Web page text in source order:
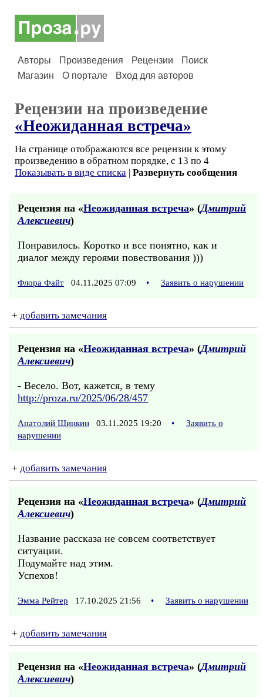
Авторы Произведения Рецензии
Поиск
Магазин
О портале Вход для авторов
Рецензии на произведение
«Неожиданная встреча»
На странице отображаются все рецензии к этому
произведению в обратном порядке, с 13 по 4
Показывать в виде списка | Развернуть сообщения
Рецензия на «Неожиданная встреча» (Дмитрий
Алексиевич)
Понравилось. Коротко и все понятно, как и
диалог между героями повествования )))
Флора Файт 04.11.2025 07:09 • Заявить о нарушении
+ добавить замечания
Рецензия на «Неожиданная встреча» (Дмитрий
Алексиевич)
- Весело. Вот, кажется, в тему
http://proza.ru/2025/06/28/457
Анатолий Шинкин 03.11.2025 19:20 •
Заявить о
нарушении
+ добавить замечания
Рецензия на «Неожиданная встреча» (Дмитрий
Алексиевич)
Название рассказа не совсем соответствует
ситуации.
Подумайте над этим.
Успехов!
Эмма Рейтер 17.10.2025 21:56 • Заявить о нарушении
+ добавить замечания
Рецензия на «Неожиданная встреча» (Дмитрий
Алексиевич)